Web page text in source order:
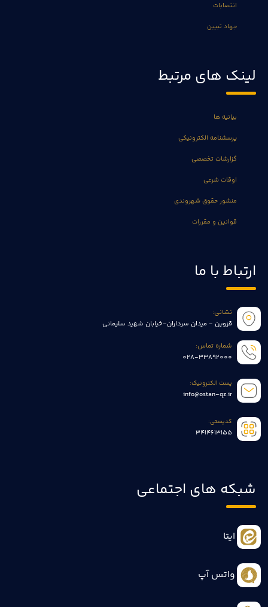
انتصابات
جهاد تبیین
لینک های مرتبط
بیانیه ها
پرسشنامه الکترونیکی
گزارشات تخصصی
اوقات شرعی
منشور حقوق شهروندی
قوانین و مقررات
ارتباط با ما
نشانی:
قزوین - میدان سرداران-خیابان شهید سلیمانی
شماره تماس:
028-33892000
پست الکترونیک:
info@ostan-qz.ir
کدپستی:
3414613155
شبکه های اجتماعی
ایتا
واتس آپ